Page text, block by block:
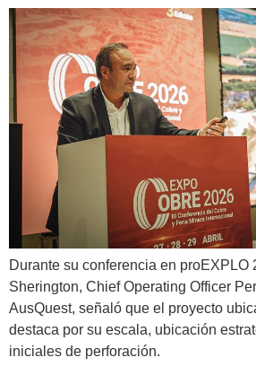
Durante su conferencia en proEXPLO
Sherington, Chief Operating Officer
AusQuest, señaló que el proyecto
destaca por su escala, ubicación
iniciales de perforación.